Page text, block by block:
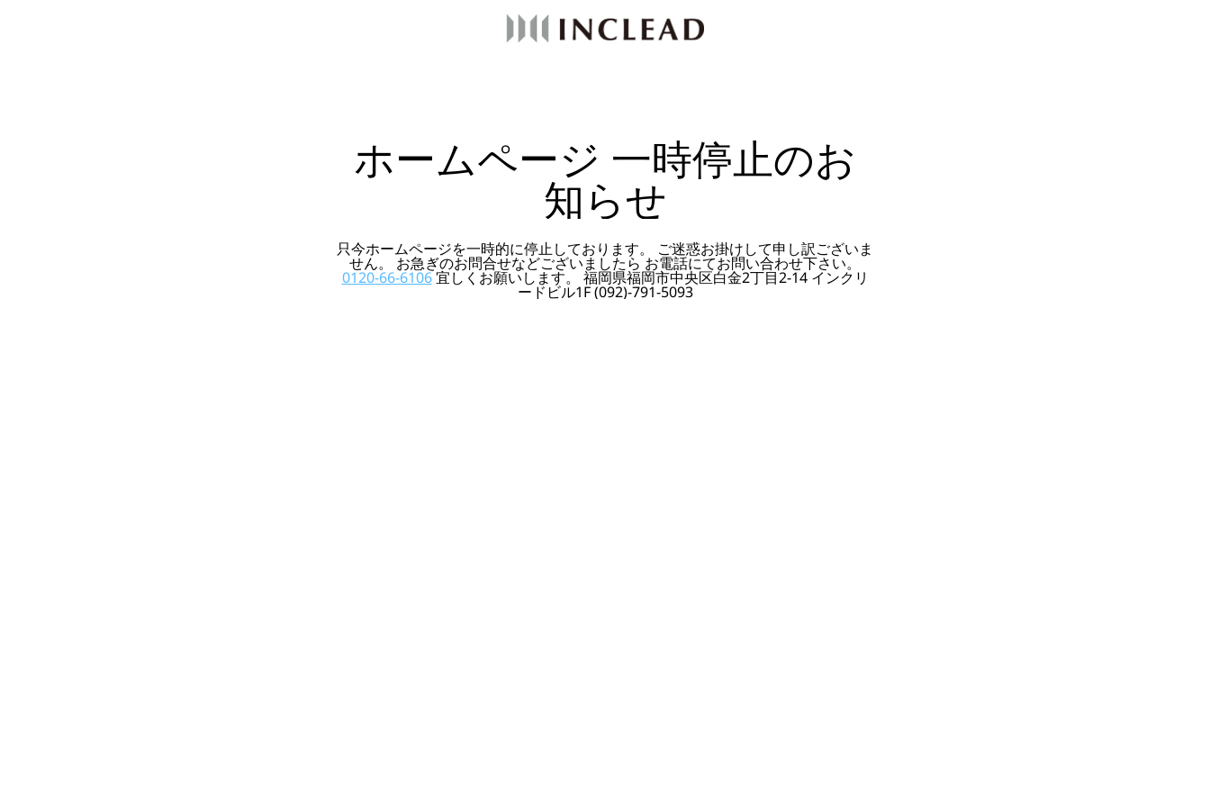
ホームページ 一時停止のお
知らせ
只今ホームページを一時的に停止しております。 ご迷惑お掛けして申し訳ございま
せん。 お急ぎのお問合せなどございましたら お電話にてお問い合わせ下さい。
0120-66-6106宜しくお願いします。 福岡県福岡市中央区白金2丁目2-14 インクリ
ードビル1F (092)-791-5093